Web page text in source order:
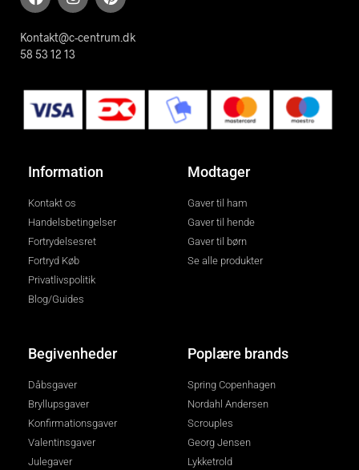
Kontakt@c-centrum.dk
58 53 12 13
Information
Kontakt os
Handelsbetingelser
Fortrydelsesret
Fortryd Køb
Privatlivspolitik
Blog/Guides
Modtager
Gaver til ham
Gaver til hende
Gaver til børn
Se alle produkter
Begivenheder
Dåbsgaver
Bryllupsgaver
Konfirmationsgaver
Valentinsgaver
Julegaver
Poplære brands
Spring Copenhagen
Nordahl Andersen
Scrouples
Georg Jensen
Lykketrold